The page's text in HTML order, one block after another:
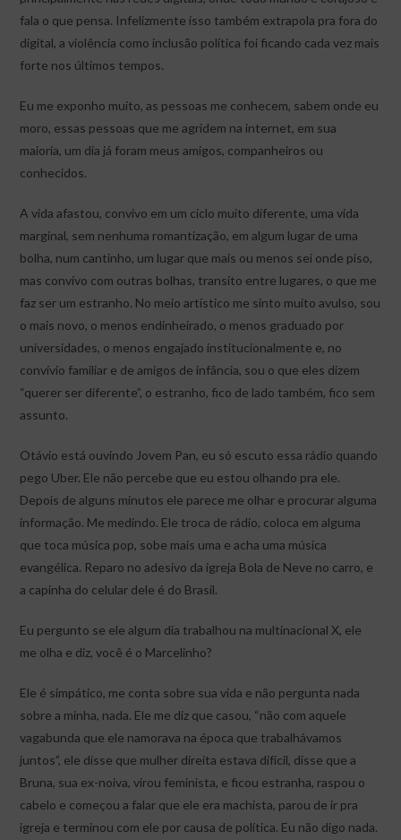
fala o que pensa. Infelizmente isso também extrapola pra fora do
digital, a violência como inclusão política foi ficando cada vez mais
forte nos últimos tempos.
Eu me exponho muito, as pessoas me conhecem, sabem onde eu
moro, essas pessoas que me agridem na internet, em sua
maioria, um dia já foram meus amigos, companheiros ou
conhecidos.
A vida afastou, convivo em um ciclo muito diferente, uma vida
marginal, sem nenhuma romantização, em algum lugar de uma
bolha, num cantinho, um lugar que mais ou menos sei onde piso,
mas convivo com outras bolhas, transito entre lugares, o que me
faz ser um estranho. No meio artístico me sinto muito avulso, sou
o mais novo, o menos endinheirado, o menos graduado por
universidades, o menos engajado institucionalmente e, no
convívio familiar e de amigos de infância, sou o que eles dizem
“querer ser diferente”, o estranho, fico de lado também, fico sem
assunto.
Otávio está ouvindo Jovem Pan, eu só escuto essa rádio quando
pego Uber. Ele não percebe que eu estou olhando pra ele.
Depois de alguns minutos ele parece me olhar e procurar alguma
informação. Me medindo. Ele troca de rádio, coloca em alguma
que toca música pop, sobe mais uma e acha uma música
evangélica. Reparo no adesivo da igreja Bola de Neve no carro, e
a capinha do celular dele é do Brasil.
Eu pergunto se ele algum dia trabalhou na multinacional X, ele
me olha e diz, você é o Marcelinho?
Ele é simpático, me conta sobre sua vida e não pergunta nada
sobre a minha, nada. Ele me diz que casou, “não com aquele
vagabunda que ele namorava na época que trabalhávamos
juntos”, ele disse que mulher direita estava difícil, disse que a
Bruna, sua ex-noiva, virou feminista, e ficou estranha, raspou o
cabelo e começou a falar que ele era machista, parou de ir pra
igreja e terminou com ele por causa de política. Eu não digo nada.